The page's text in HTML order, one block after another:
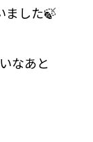
ました🍃
なあと